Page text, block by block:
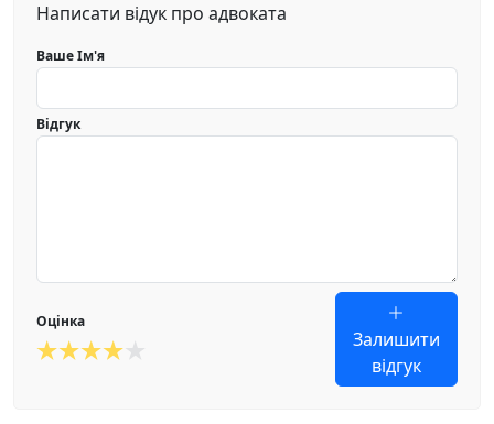
Написати відук про адвоката
Ваше Ім'я
Відгук
Оцінка
Залишити
відгук